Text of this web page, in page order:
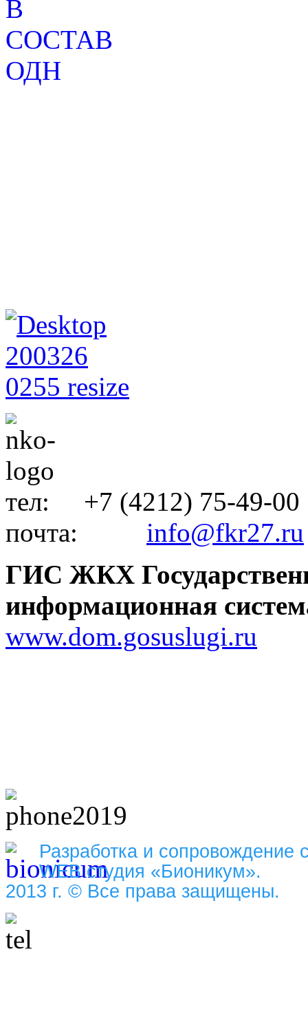
тел: +7 (4212) 75-49-00
почта: info@fkr27.ru
ГИС ЖКХ
информационная
www.dom.gosuslugi.ru
Разработка и сопровождение
WEB студия «Бионикум».
2013 г. © Все права защищены.